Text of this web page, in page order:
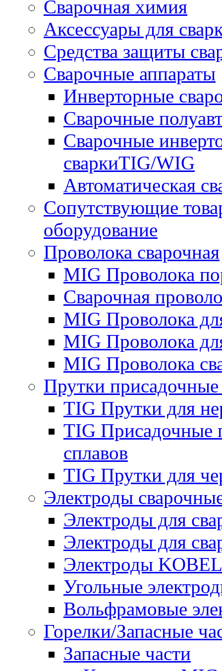
Сварочная химия
Аксессуары для
Средства защиты
Сварочные аппараты
Инверторные
Сварочные
Сварочные
сваркиTIG/WIG
Автоматическая
Сопутствующие
оборудование
Проволока сварочная
MIG Проволока
Сварочная
MIG Проволока
MIG Проволока
MIG Проволока
Прутки
TIG Прутки для
TIG Присадочные
сплавов
TIG Прутки для
Электроды
Электроды для
Электроды для
Электроды
Угольные
Вольфрамовые
Горелки/Запасные
Запасные части